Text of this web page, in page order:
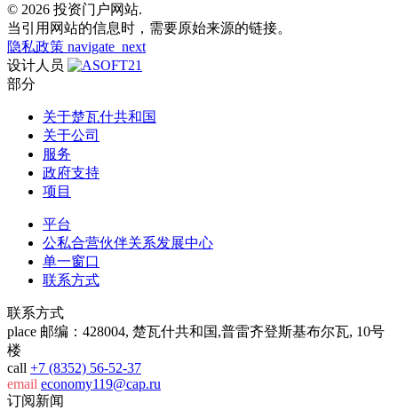
© 2026 投资门户网站.
当引用网站的信息时，需要原始来源的链接。
隐私政策 navigate_next
设计人员
部分
关于楚瓦什共和国
关于公司
服务
政府支持
项目
平台
公私合营伙伴关系发展中心
单一窗口
联系方式
联系方式
place 邮编：428004, 楚瓦什共和国,普雷齐登斯基布尔瓦, 10号
楼
call +7 (8352) 56-52-37
email economy119@cap.ru
订阅新闻